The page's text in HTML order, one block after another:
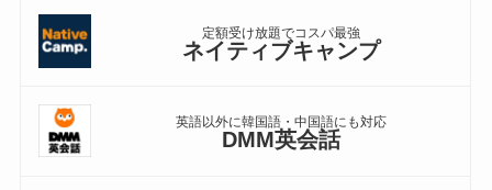
定額受け放題でコスパ最強
ネイティブキャンプ
英語以外に韓国語・中国語にも対応
DMM英会話